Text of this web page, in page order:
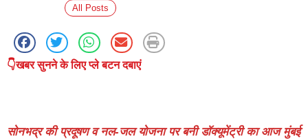
All Posts
👇खबर सुनने के लिए प्ले बटन दबाएं
सोनभद्र की प्रदूषण व नल-जल योजना पर बनी डॉक्यूमेंट्री का आज मुंबई